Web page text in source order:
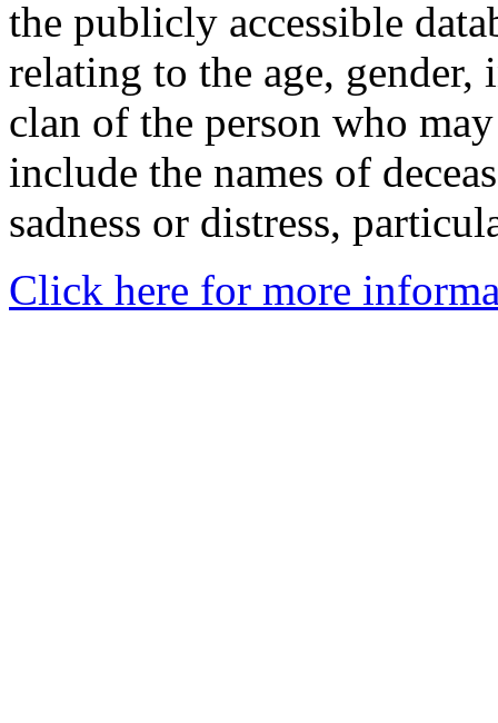
the publicly accessible
relating to the age,
clan of the person who
include the names of
sadness or distress,
Click here for more